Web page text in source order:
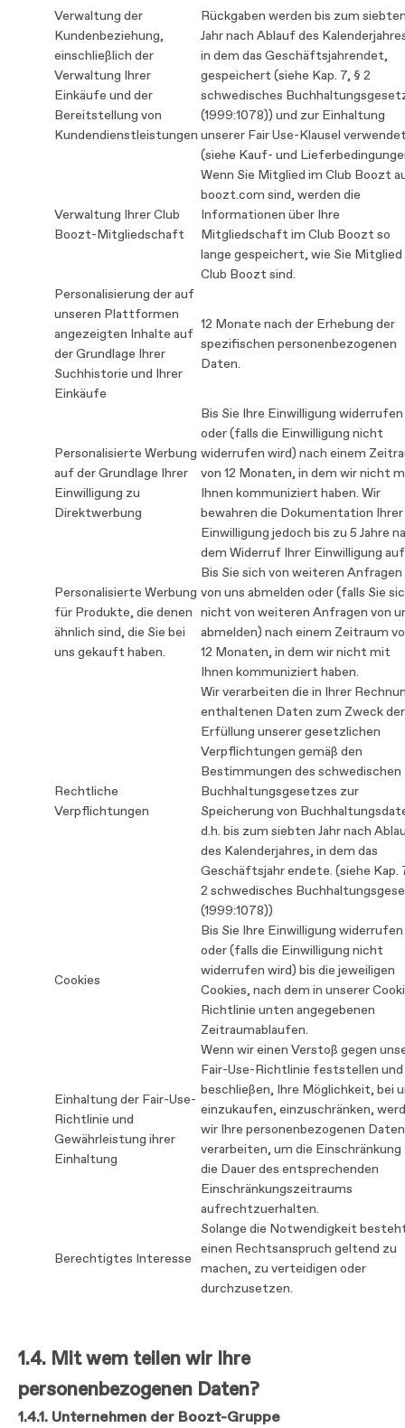
Verwaltung der
Kundenbeziehung,
einschließlich der
Verwaltung Ihrer
Einkäufe und der
Bereitstellung von
Kundendienstleistungen
Rückgaben werden bis zum
Jahr nach Ablauf des
in dem das Geschäftsjahrendet,
gespeichert (siehe Kap. 7, § 2
schwedisches
(1999:1078)) und zur Einhaltung
unserer Fair Use-Klausel
(siehe Kauf- und
Verwaltung Ihrer Club
Boozt-Mitgliedschaft
Wenn Sie Mitglied im Club Boozt
boozt.com sind, werden die
Informationen über Ihre
Mitgliedschaft im Club Boozt so
lange gespeichert, wie Sie Mitglied
Club Boozt sind.
Personalisierung der auf
unseren Plattformen
angezeigten Inhalte auf
der Grundlage Ihrer
Suchhistorie und Ihrer
Einkäufe
12 Monate nach der Erhebung der
spezifischen personenbezogenen
Daten.
Personalisierte Werbung
auf der Grundlage Ihrer
Einwilligung zu
Direktwerbung
Bis Sie Ihre Einwilligung widerrufen
oder (falls die Einwilligung nicht
widerrufen wird) nach einem
von 12 Monaten, in dem wir nicht
Ihnen kommuniziert haben. Wir
bewahren die Dokumentation Ihrer
Einwilligung jedoch bis zu 5 Jahre
dem Widerruf Ihrer Einwilligung
Personalisierte Werbung
für Produkte, die denen
ähnlich sind, die Sie bei
uns gekauft haben.
Bis Sie sich von weiteren Anfragen
von uns abmelden oder (falls Sie
nicht von weiteren Anfragen von
abmelden) nach einem Zeitraum
12 Monaten, in dem wir nicht mit
Ihnen kommuniziert haben.
Rechtliche
Verpflichtungen
Wir verarbeiten die in Ihrer
enthaltenen Daten zum Zweck der
Erfüllung unserer gesetzlichen
Verpflichtungen gemäß den
Bestimmungen des schwedischen
Buchhaltungsgesetzes zur
Speicherung von
d.h. bis zum siebten Jahr nach
des Kalenderjahres, in dem das
Geschäftsjahr endete. (siehe Kap.
2 schwedisches
(1999:1078))
Cookies
Bis Sie Ihre Einwilligung widerrufen
oder (falls die Einwilligung nicht
widerrufen wird) bis die jeweiligen
Cookies, nach dem in unserer
Richtlinie unten angegebenen
Zeitraumablaufen.
Einhaltung der Fair-Use-
Richtlinie und
Gewährleistung ihrer
Einhaltung
Wenn wir einen Verstoß gegen
Fair-Use-Richtlinie feststellen und
beschließen, Ihre Möglichkeit, bei
einzukaufen, einzuschränken,
wir Ihre personenbezogenen Daten
verarbeiten, um die
die Dauer des entsprechenden
Einschränkungszeitraums
aufrechtzuerhalten.
Berechtigtes Interesse
Solange die Notwendigkeit
einen Rechtsanspruch geltend zu
machen, zu verteidigen oder
durchzusetzen.
1.4. Mit wem teilen wir Ihre
personenbezogenen Daten?
1.4.1. Unternehmen der Boozt-Gruppe